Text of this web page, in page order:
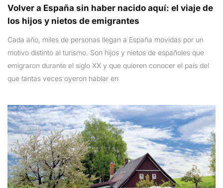
Volver a España sin haber nacido aquí: el viaje de
los hijos y nietos de emigrantes
Cada año, miles de personas llegan a España movidas por un
motivo distinto al turismo. Son hijos y nietos de españoles que
emigraron durante el siglo XX y que quieren conocer el país del
que tantas veces oyeron hablar en